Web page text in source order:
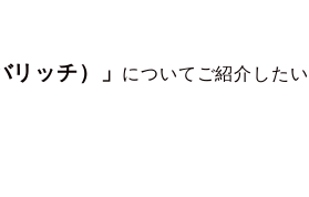
ッチ）」
についてご紹介したい